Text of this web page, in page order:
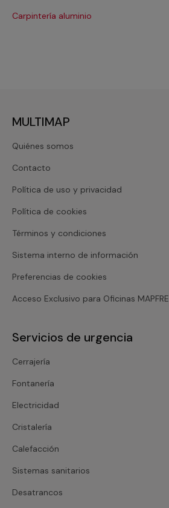
Carpintería aluminio
MULTIMAP
Quiénes somos
Contacto
Política de uso y privacidad
Política de cookies
Términos y condiciones
Sistema interno de información
Preferencias de cookies
Acceso Exclusivo para Oficinas MAPFRE
Servicios de urgencia
Cerrajería
Fontanería
Electricidad
Cristalería
Calefacción
Sistemas sanitarios
Desatrancos